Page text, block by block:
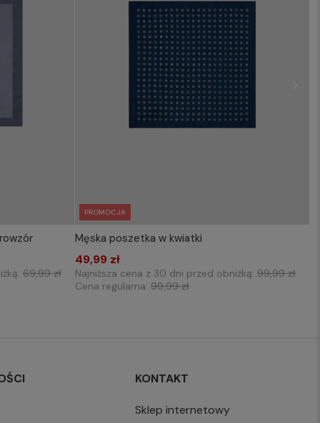
69,99 zł
PROMOCJA
WYBIERZ ROZMIAR DO KOSZYKA
Męska poszetka w kwiatki
49,99 zł
Najniższa cena z 30 dni przed obniżką:99,99 zł
Cena regularna:99,99 zł
KONTAKT
Sklep internetowy